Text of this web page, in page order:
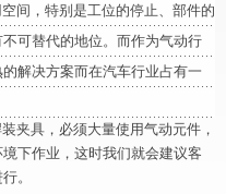
间，特别是工位的停止、部件的
可替代的地位。而作为气动行
解决方案而在汽车行业占有一
夹具，必须大量使用气动元件，
下作业，这时我们就会建议客
。